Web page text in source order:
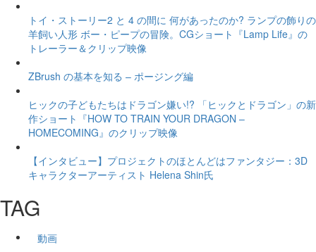
トイ・ストーリー2 と 4 の間に 何があったのか? ランプの飾りの
羊飼い人形 ボー・ピープの冒険。CGショート『Lamp Life』の
トレーラー＆クリップ映像
ZBrush の基本を知る – ポージング編
ヒックの子どもたちはドラゴン嫌い!? 「ヒックとドラゴン」の新
作ショート『HOW TO TRAIN YOUR DRAGON –
HOMECOMING』のクリップ映像
【インタビュー】プロジェクトのほとんどはファンタジー：3D
キャラクターアーティスト Helena Shin氏
TAG
動画